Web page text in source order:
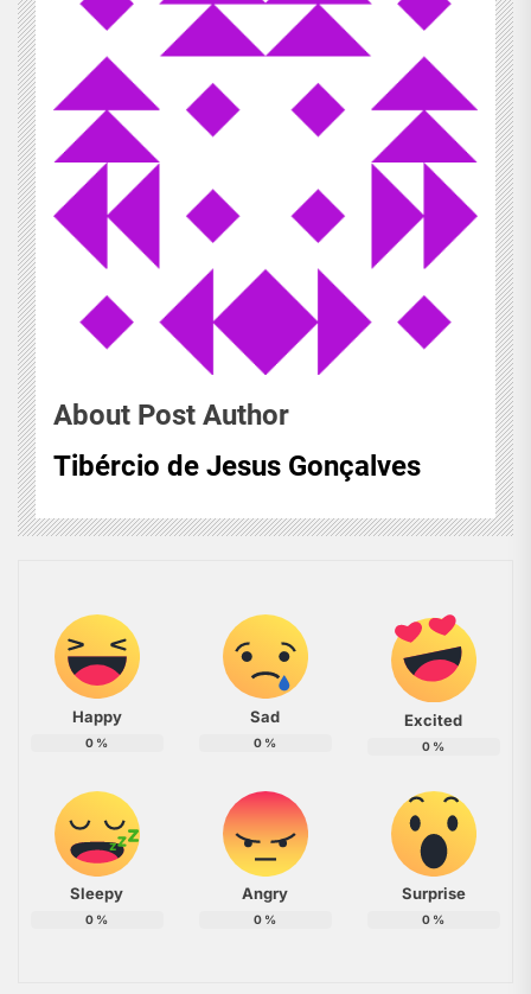
About Post Author
Tibércio de Jesus Gonçalves
Happy
0 %
Sad
0 %
Excited
0 %
Sleepy
0 %
Angry
0 %
Surprise
0 %